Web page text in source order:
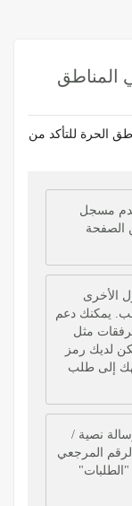
المناطق
الحرة للتأكد من
مسجل
الصفحة
الأخرى
يمكنك دعم
مثل
لديك رمز
إلى طلب
نصية /
المرجعي